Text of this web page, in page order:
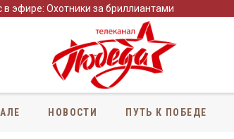
в эфире: Охотники за бриллиантами
НОВОСТИ ПУТЬ К ПОБЕДЕ